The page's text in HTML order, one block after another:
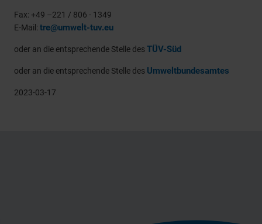
Fax: +49 –221 / 806 - 1349
E-Mail: tre@umwelt-tuv.eu
oder an die entsprechende Stelle desTÜV-Süd
oder an die entsprechende Stelle des Umweltbundesamtes
2023-03-17